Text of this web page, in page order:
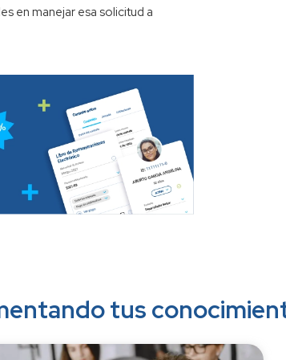
en manejar esa solicitud a
tus